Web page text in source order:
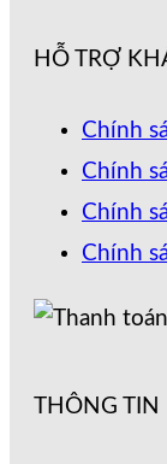
HỖ TRỢ
Chính
Chính
Chính
Chính
THÔNG TIN